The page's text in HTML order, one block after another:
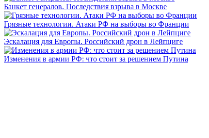
Банкет генералов. Последствия взрыва в Москве
Грязные технологии. Атаки РФ на выборы во Франции
Эскалация для Европы. Российский дрон в Лейпциге
Изменения в армии РФ: что стоит за решением Путина